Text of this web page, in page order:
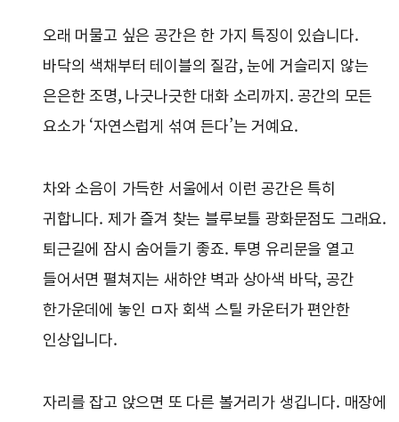
오래 머물고 싶은 공간은 한 가지 특징이 있습니다.
바닥의 색채부터 테이블의 질감, 눈에 거슬리지 않는
은은한 조명, 나긋나긋한 대화 소리까지. 공간의 모든
요소가 ‘자연스럽게 섞여 든다’는 거예요.
차와 소음이 가득한 서울에서 이런 공간은 특히
귀합니다. 제가 즐겨 찾는 블루보틀 광화문점도 그래요.
퇴근길에 잠시 숨어들기 좋죠. 투명 유리문을 열고
들어서면 펼쳐지는 새하얀 벽과 상아색 바닥, 공간
한가운데에 놓인 ㅁ자 회색 스틸 카운터가 편안한
인상입니다.
자리를 잡고 앉으면 또 다른 볼거리가 생깁니다. 매장에